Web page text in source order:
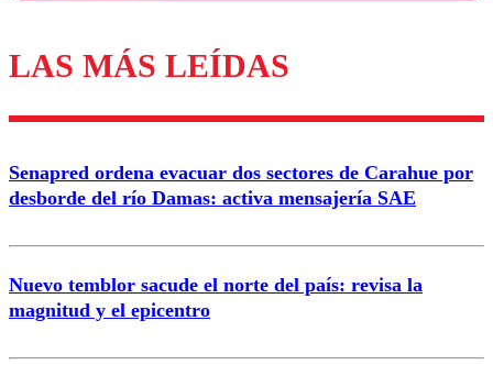
Los comentarios son moderados para garantizar un
diálogo respetuoso.
Nombre
Correo
LAS MÁS LEÍDAS
Senapred ordena evacuar dos sectores de Carahue por
desborde del río Damas: activa mensajería SAE
Nuevo temblor sacude el norte del país: revisa la
magnitud y el epicentro